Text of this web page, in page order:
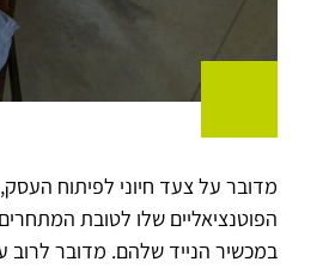
מדובר על צעד חיוני לפיתוח
הפוטנציאליים שלו לטובת
במכשיר הנייד שלהם. מדובר לרוב